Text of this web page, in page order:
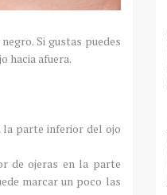
Si gustas puedes
hacia afuera.
la parte inferior del ojo
de ojeras en la parte
marcar un poco las